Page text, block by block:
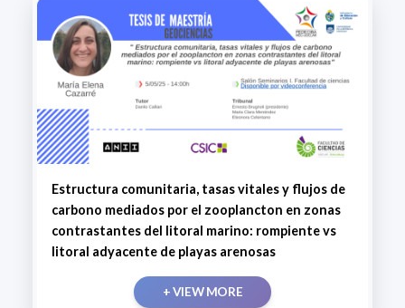
Estructura comunitaria, tasas vitales y flujos de
carbono mediados por el zooplancton en zonas
contrastantes del litoral marino: rompiente vs
litoral adyacente de playas arenosas
+ VIEW MORE